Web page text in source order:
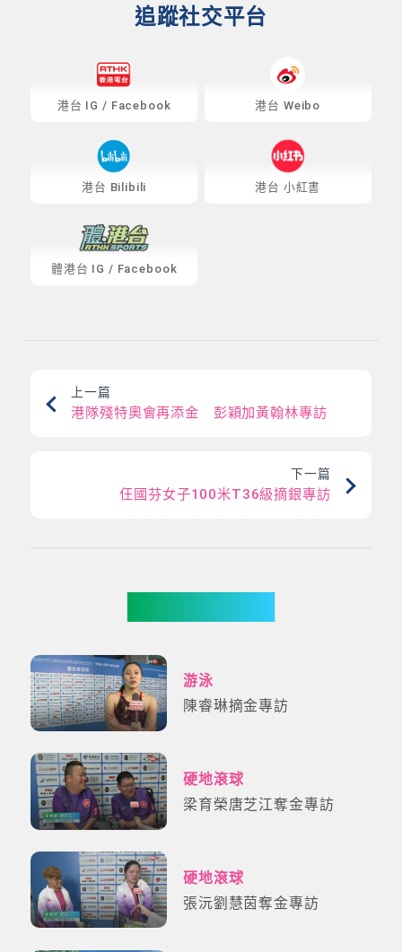
追蹤社交平台
港台 IG / Facebook 港台 Weibo
港台 Bilibili 港台 小紅書
體港台 IG / Facebook
上一篇
港隊殘特奧會再添金 彭穎加黃翰林專訪
下一篇
仼國芬女子100米T36級摘銀專訪
游泳
陳睿琳摘金專訪
硬地滾球
梁育榮唐芝江奪金專訪
硬地滾球
張沅劉慧茵奪金專訪